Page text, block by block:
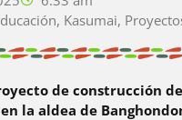
, Kasumai,
de construcción
la aldea de